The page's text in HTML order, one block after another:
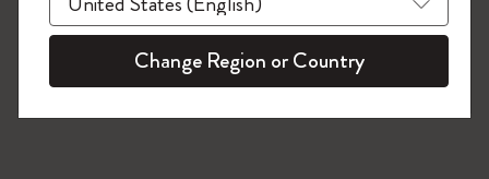
今すぐ会員登録 !
Change Region or Country